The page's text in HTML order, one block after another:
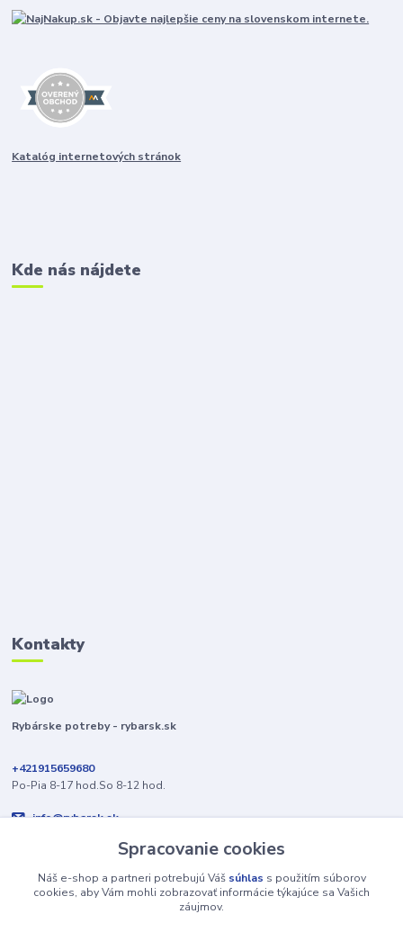
Katalóg internetových stránok
Kde nás nájdete
Kontakty
Rybárske potreby - rybarsk.sk
+421915659680
Po-Pia 8-17 hod.So 8-12 hod.
info@rybarsk.sk
Spracovanie cookies
Náš e-shop a partneri potrebujú Váš súhlas s použitím súborov
cookies, aby Vám mohli zobrazovať informácie týkajúce sa Vašich
záujmov.